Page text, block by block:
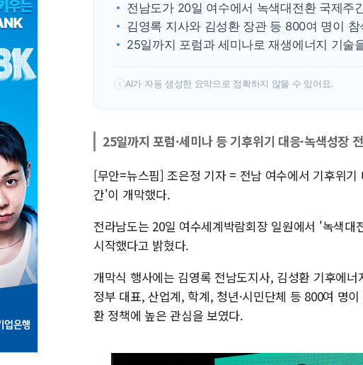
전남도가 20일 여수에서 녹색대전환 국제주
김영록 지사와 김성환 장관 등 800여 명이
25일까지 포럼과 세미나로 재생에너지 기술
! AI가 자동 생성한 요약으로 정확하지 않을 수 있어요.
25일까지 포럼·세미나 등 기후위기 대응·녹색성장
[무안=뉴스핌] 조은정 기자 = 전남 여수에서 기후위
간'이 개막했다.
전라남도는 20일 여수세계박람회장 일원에서 '녹색
시작했다고 밝혔다.
개막식 행사에는 김영록 전남도지사, 김성환 기후에
정부 대표, 산업계, 학계, 청년·시민단체 등 800여 명
환 정책에 높은 관심을 보였다.